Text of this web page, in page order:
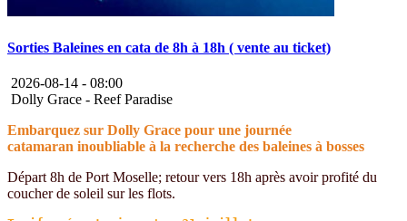
Sorties Baleines en cata de 8h à 18h ( vente au ticket)
2026-08-14 - 08:00
Dolly Grace - Reef Paradise
Embarquez sur Dolly Grace pour une journée
catamaran inoubliable à la recherche des baleines à bosses
Départ 8h de Port Moselle; retour vers 18h après avoir profité du
coucher de soleil sur les flots.